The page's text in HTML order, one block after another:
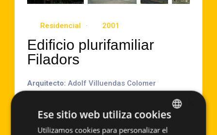
Residencial 2001
Edificio plurifamiliar
Filadors
Arquitecto: Adolf Villuendas Colomer
Superficie aproximada:6000 m2
Sistema empleado:GR-AM-R SPANISH
Ese sitio web utiliza cookies
Utilizamos cookies para personalizar el